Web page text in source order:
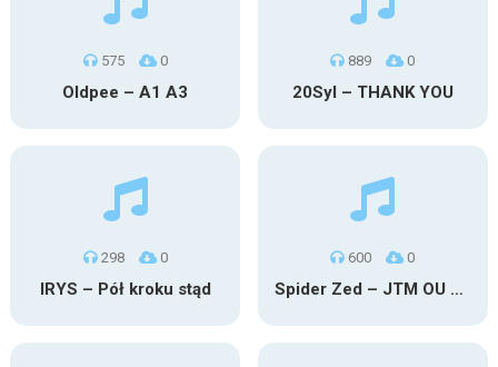
575 0
Oldpee – A1 A3
889 0
20Syl – THANK YOU
298 0
IRYS – Pół kroku stąd
600 0
Spider Zed – JTM OU TG